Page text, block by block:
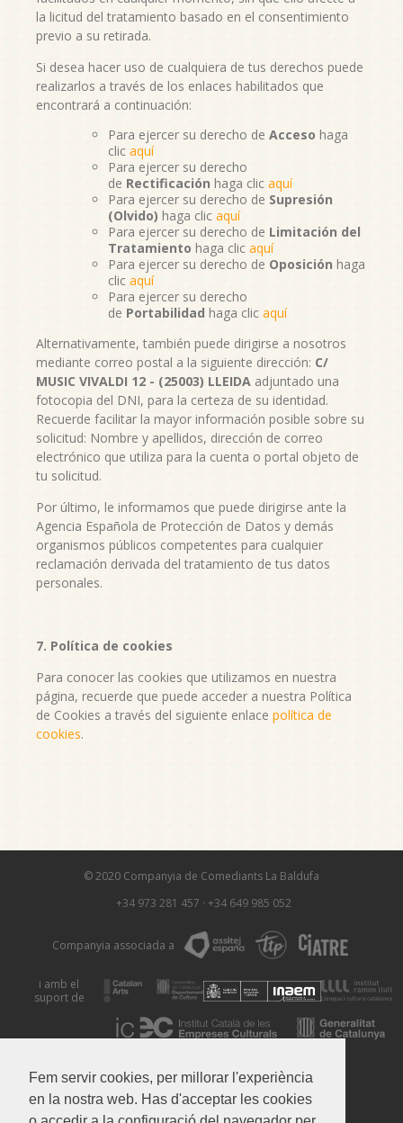
Fem servir cookies, per millorar l'experiència
en la nostra web. Has d'acceptar les cookies
la licitud del tratamiento basado en el consentimiento
previo a su retirada.
Si desea hacer uso de cualquiera de tus derechos puede
realizarlos a través de los enlaces habilitados que
encontrará a continuación:
Para ejercer su derecho de Acceso haga
clic aquí
Para ejercer su derecho
de Rectificación haga clic aquí
Para ejercer su derecho de Supresión
(Olvido) haga clic aquí
Para ejercer su derecho de Limitación del
Tratamiento haga clic aquí
Para ejercer su derecho de Oposición haga
clic aquí
Para ejercer su derecho
de Portabilidad haga clic aquí
Alternativamente, también puede dirigirse a nosotros
mediante correo postal a la siguiente dirección: C/
MUSIC VIVALDI 12 - (25003) LLEIDA adjuntado una
fotocopia del DNI, para la certeza de su identidad.
Recuerde facilitar la mayor información posible sobre su
solicitud: Nombre y apellidos, dirección de correo
electrónico que utiliza para la cuenta o portal objeto de
tu solicitud.
Por último, le informamos que puede dirigirse ante la
Agencia Española de Protección de Datos y demás
organismos públicos competentes para cualquier
reclamación derivada del tratamiento de tus datos
personales.
7. Política de cookies
Para conocer las cookies que utilizamos en nuestra
página, recuerde que puede acceder a nuestra Política
de Cookies a través del siguiente enlace política de
cookies.
© 2020 Companyia de Comediants La Baldufa
+34 973 281 457 · +34 649 985 052
Companyia associada a
i amb el
suport de